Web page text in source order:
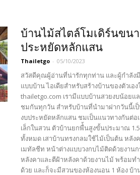
บ้านไม้สไตล์โมเดิร์นขนา
ประหยัดหลักแสน
Thailetgo - 05/10/2023
สวัสดีคุณผู้อ่านที่น่ารักทุกท่าน และผู้กำลัง
แบบบ้าน ไอเดียสำหรับสร้างบ้านของตัวเอ
thailetgo.com เรามีแบบบ้านสวยงบน้อยแ
ชมกันทุกวัน สำหรับบ้านที่นำมาฝากวันนี้เป็
งบประหยัดหลักแสน ชมเป็นแนวทางกันต่
เล็กในสวน ตัวบ้านยกพื่้นสูงขั้นประมาณ
ทั้งหมด เสาบ้านทรงกลมใช้ไม้เป็นต้น หลัง
เมทัลชีท หน้าต่างแบบวงกบไม้ติดด้วยงาน
หลังคาและตีฝ้าหลังคาด้วยงานไม้ พร้อม
ด้วย และก็จะมีสวนของห้องนอน 1 ห้อง บ้า